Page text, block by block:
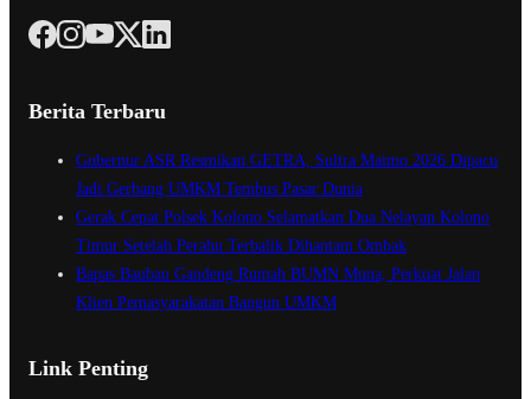
Berita Terbaru
Gubernur ASR Resmikan GETRA, Sultra Maimo 2026 Dipacu
Jadi Gerbang UMKM Tembus Pasar Dunia
Gerak Cepat Polsek Kolono Selamatkan Dua Nelayan Kolono
Timur Setelah Perahu Terbalik Dihantam Ombak
Bapas Baubau Gandeng Rumah BUMN Muna, Perkuat Jalan
Klien Pemasyarakatan Bangun UMKM
Link Penting